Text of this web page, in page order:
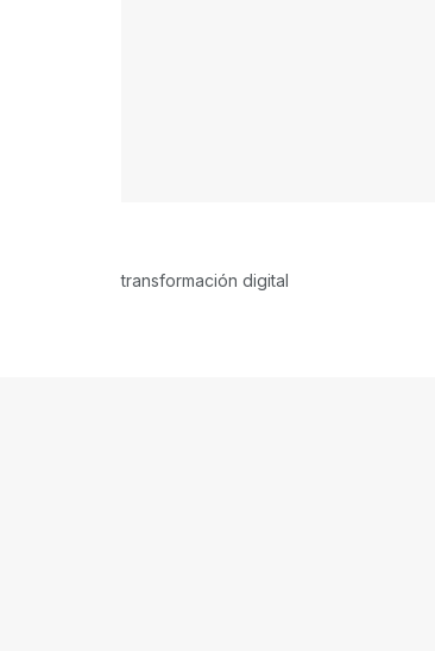
transformación digital